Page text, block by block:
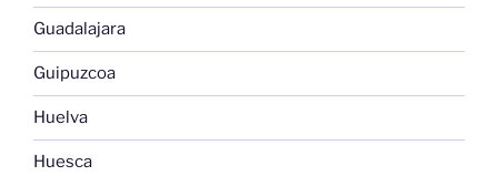
Guadalajara
Guipuzcoa
Huelva
Huesca